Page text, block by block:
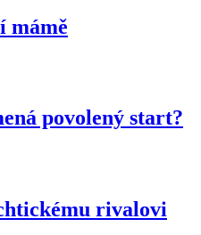
mámě
povolený start?
rivalovi